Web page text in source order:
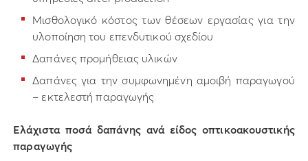
Μισθολογικό κόστος των θέσεων εργασίας για την
υλοποίηση του επενδυτικού σχεδίου
Δαπάνες προμήθειας υλικών
Δαπάνες για την συμφωνημένη αμοιβή παραγωγού
– εκτελεστή παραγωγής
Ελάχιστα ποσά δαπάνης ανά είδος οπτικοακουστικής
παραγωγής